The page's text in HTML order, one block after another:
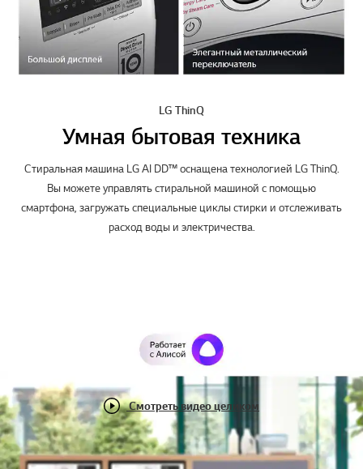
LG ThinQ
Умная бытовая техника
Стиральная машина LG AI DD™ оснащена технологией LG ThinQ.
Вы можете управлять стиральной машиной с помощью
смартфона, загружать специальные циклы стирки и отслеживать
расход воды и электричества.
Смотреть видео целиком